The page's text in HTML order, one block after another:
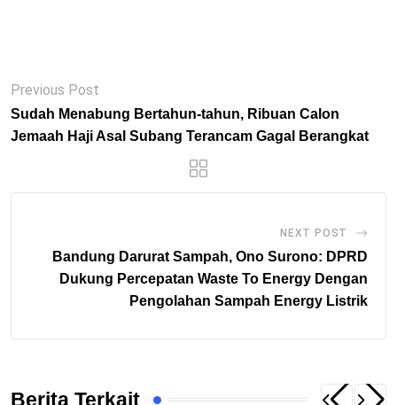
Previous Post
Sudah Menabung Bertahun-tahun, Ribuan Calon
Jemaah Haji Asal Subang Terancam Gagal Berangkat
NEXT POST
Bandung Darurat Sampah, Ono Surono: DPRD
Dukung Percepatan Waste To Energy Dengan
Pengolahan Sampah Energy Listrik
Berita Terkait